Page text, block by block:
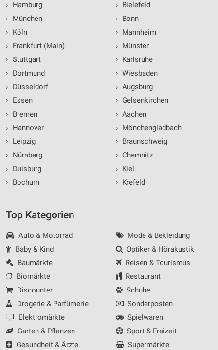
›
Hamburg
›
München
›
Köln
›
Frankfurt (Main)
› Stuttgart
›
Dortmund
›
Düsseldorf
›
Essen
›
Bremen
›
Hannover
›
Leipzig
›
Nürnberg
›
Duisburg
›
Bochum
› Bielefeld
› Bonn
› Mannheim
› Münster
› Karlsruhe
› Wiesbaden
› Augsburg
› Gelsenkirchen
› Aachen
› Mönchengladbach
› Braunschweig
› Chemnitz
› Kiel
› Krefeld
Top Kategorien
Auto & Motorrad
Baby & Kind
Baumärkte
Biomärkte
Discounter
Drogerie & Parfümerie
Elektromärkte
Garten & Pflanzen
Gesundheit & Ärzte
Mode & Bekleidung
Optiker & Hörakustik
Reisen & Tourismus
Restaurant
Schuhe
Sonderposten
Spielwaren
Sport & Freizeit
Supermärkte